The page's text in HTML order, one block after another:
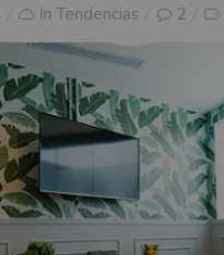
In Tendencias 2